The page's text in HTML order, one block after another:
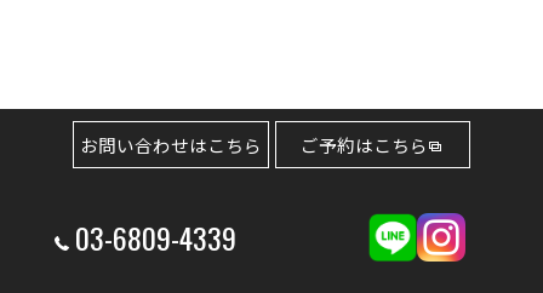
03-6809-4339
お問い合わせはこちら ご予約はこちら